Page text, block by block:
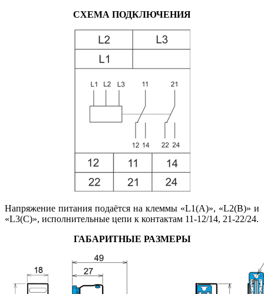
СХЕМА ПОДКЛЮЧЕНИЯ
Напряжение питания подаётся на клеммы «L1(A)», «L2(B)» и
«L3(C)», исполнительные цепи к контактам 11-12/14, 21-22/24.
ГАБАРИТНЫЕ РАЗМЕРЫ